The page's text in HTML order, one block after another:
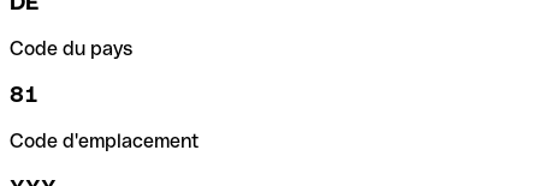
Code du pays
81
Code d'emplacement